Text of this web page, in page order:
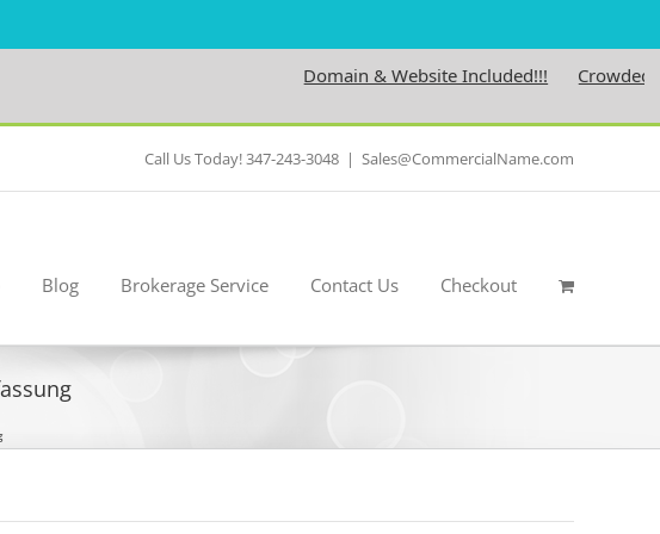
Domain & Website Included!!!
Call Us Today! 347-243-3048 | Sales@CommercialName.com
Blog Brokerage Service Contact Us Checkout